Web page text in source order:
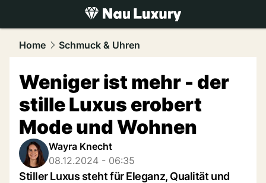
luxury.NAU.ch
Home Schmuck & Uhren
Weniger ist mehr - der
stille Luxus erobert
Mode und Wohnen
Wayra Knecht
08.12.2024 - 06:35
Stiller Luxus steht für Eleganz, Qualität und